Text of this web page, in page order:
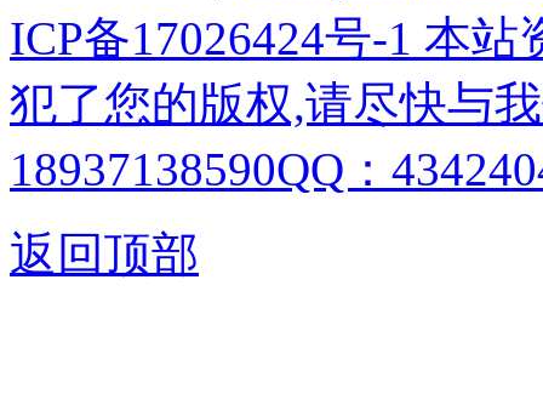
ICP备17026424号-1 本
犯了您的版权,请尽快与
18937138590QQ：
返回顶部